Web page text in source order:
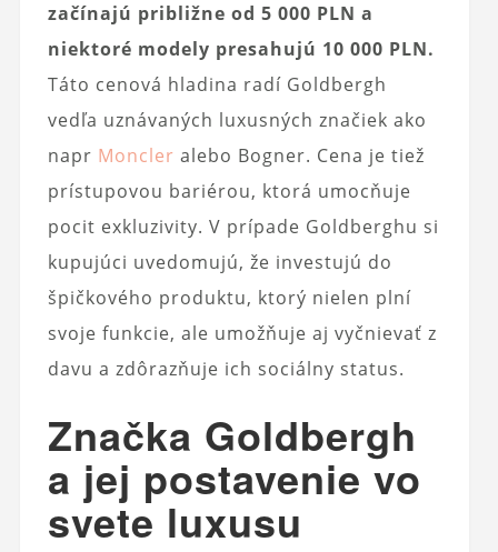
začínajú približne od 5 000 PLN a
niektoré modely presahujú 10 000 PLN.
Táto cenová hladina radí Goldbergh
vedľa uznávaných luxusných značiek ako
napr Moncler alebo Bogner. Cena je tiež
prístupovou bariérou, ktorá umocňuje
pocit exkluzivity. V prípade Goldberghu si
kupujúci uvedomujú, že investujú do
špičkového produktu, ktorý nielen plní
svoje funkcie, ale umožňuje aj vyčnievať z
davu a zdôrazňuje ich sociálny status.
Značka Goldbergh
a jej postavenie vo
svete luxusu